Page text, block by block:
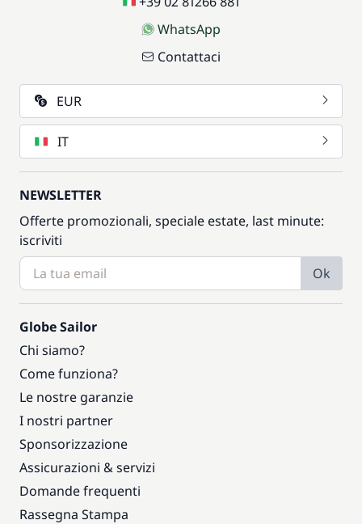
WhatsApp
Contattaci
EUR
IT
NEWSLETTER
Offerte promozionali, speciale estate, last minute:
iscriviti
Ok
Globe Sailor
Chi siamo?
Come funziona?
Le nostre garanzie
I nostri partner
Sponsorizzazione
Assicurazioni & servizi
Domande frequenti
Rassegna Stampa